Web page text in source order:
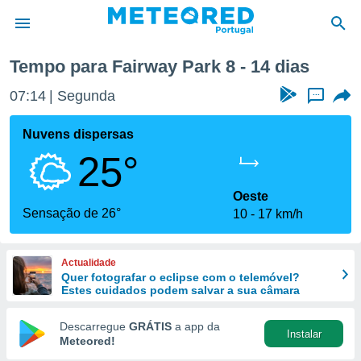
da
foi
fornecidas
a este
das
e
forma
digital
Tempo para Fairway Park 8 - 14 dias
07:14 Segunda ...
Nuvens dispersas
25°
Sensação de 26°
Oeste
10
17 km/h
Actualidade
Quer fotografar o eclipse com o telemóvel?
Estes cuidados podem salvar a sua câmara
Descarregue GRÁTIS a app da
Meteored!
Instalar